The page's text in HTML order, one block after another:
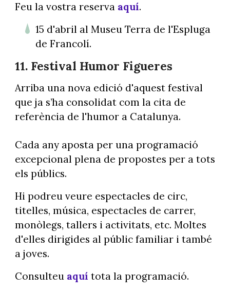
Feu la vostra reserva aquí.
15 d'abril al Museu Terra de l'Espluga
de Francolí.
11. Festival Humor Figueres
Arriba una nova edició d'aquest festival
que ja s’ha consolidat com la cita de
referència de l'humor a Catalunya.
Cada any aposta per una programació
excepcional plena de propostes per a tots
els públics.
Hi podreu veure espectacles de circ,
titelles, música, espectacles de carrer,
monòlegs, tallers i activitats, etc. Moltes
d'elles dirigides al públic familiar i també
a joves.
Consulteu aquí tota la programació.